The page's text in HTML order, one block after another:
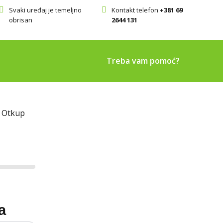
Svaki uređaj je temeljno
obrisan
Kontakt telefon +381 69
2644 131
Treba vam pomoć?